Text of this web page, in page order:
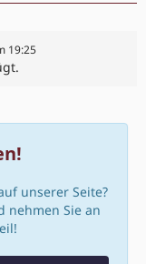
19:25
unserer Seite?
nehmen Sie an